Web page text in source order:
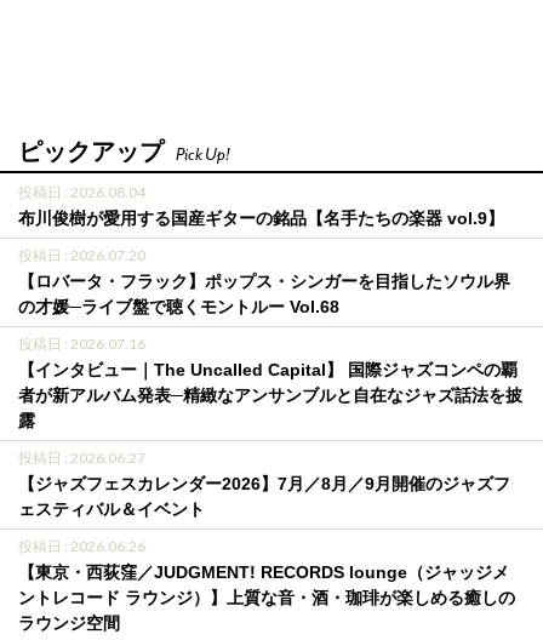
ピックアップ Pick Up!
投稿日 : 2026.08.04
布川俊樹が愛用する国産ギターの銘品【名手たちの楽器 vol.9】
投稿日 : 2026.07.20
【ロバータ・フラック】ポップス・シンガーを目指したソウル界
の才媛─ライブ盤で聴くモントルー Vol.68
投稿日 : 2026.07.16
【インタビュー｜The Uncalled Capital】 国際ジャズコンペの覇
者が新アルバム発表─精緻なアンサンブルと自在なジャズ話法を披
露
投稿日 : 2026.06.27
【ジャズフェスカレンダー2026】7月／8月／9月開催のジャズフ
ェスティバル＆イベント
投稿日 : 2026.06.26
【東京・西荻窪／JUDGMENT! RECORDS lounge（ジャッジメ
ントレコード ラウンジ）】上質な音・酒・珈琲が楽しめる癒しの
ラウンジ空間